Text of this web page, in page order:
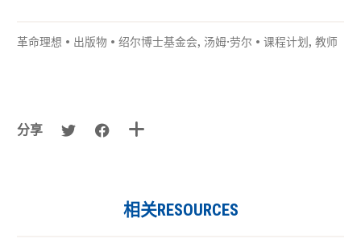
革命理想 • 出版物 • 绍尔博士基金会, 汤姆·劳尔 • 课程计划 , 教师
分享
相关RESOURCES